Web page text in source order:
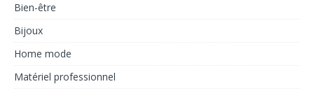
Bien-être
Bijoux
Home mode
Matériel professionnel